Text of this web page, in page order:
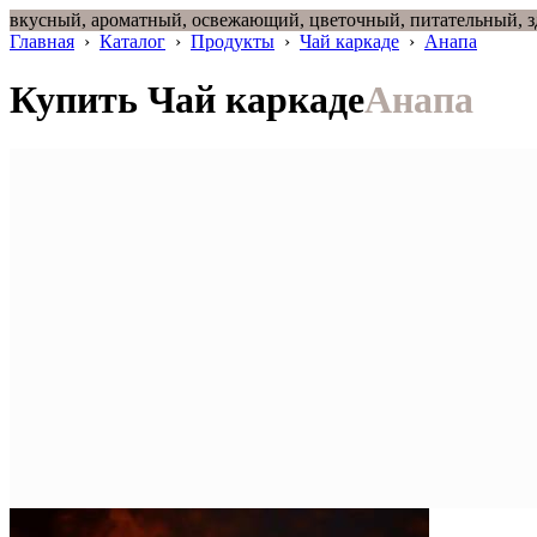
вкусный, ароматный, освежающий, цветочный, питательный,
Главная › Каталог › Продукты › Чай каркаде › Анапа
Купить Чай каркадеАнапа